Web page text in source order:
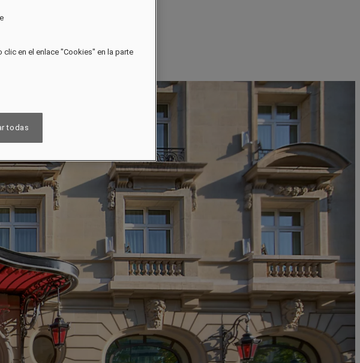
en el enlace "Cookies" en la parte
todas